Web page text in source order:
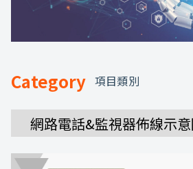
Category 項目類別